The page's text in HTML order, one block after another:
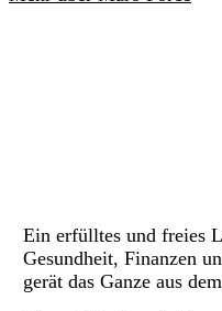
Ein erfülltes und freies
Gesundheit, Finanzen
gerät das Ganze aus